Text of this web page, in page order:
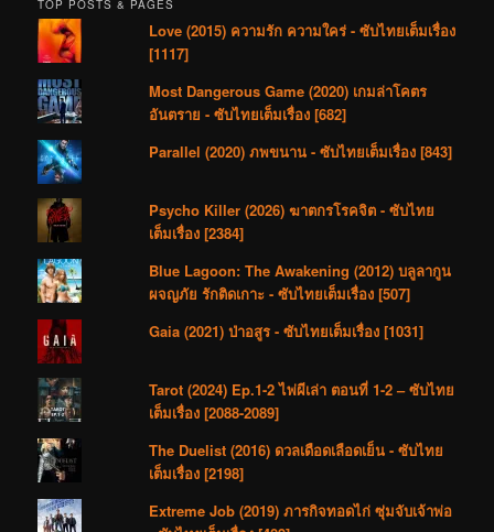
TOP POSTS & PAGES
Love (2015) ความรัก ความใคร่ - ซับไทยเต็มเรื่อง
[1117]
Most Dangerous Game (2020) เกมล่าโคตร
อันตราย - ซับไทยเต็มเรื่อง [682]
Parallel (2020) ภพขนาน - ซับไทยเต็มเรื่อง [843]
Psycho Killer (2026) ฆาตกรโรคจิต - ซับไทย
เต็มเรื่อง [2384]
Blue Lagoon: The Awakening (2012) บลูลากูน
ผจญภัย รักติดเกาะ - ซับไทยเต็มเรื่อง [507]
Gaia (2021) ป่าอสูร - ซับไทยเต็มเรื่อง [1031]
Tarot (2024) Ep.1-2 ไพ่ผีเล่า ตอนที่ 1-2 – ซับไทย
เต็มเรื่อง [2088-2089]
The Duelist (2016) ดวลเดือดเลือดเย็น - ซับไทย
เต็มเรื่อง [2198]
Extreme Job (2019) ภารกิจทอดไก่ ซุ่มจับเจ้าพ่อ